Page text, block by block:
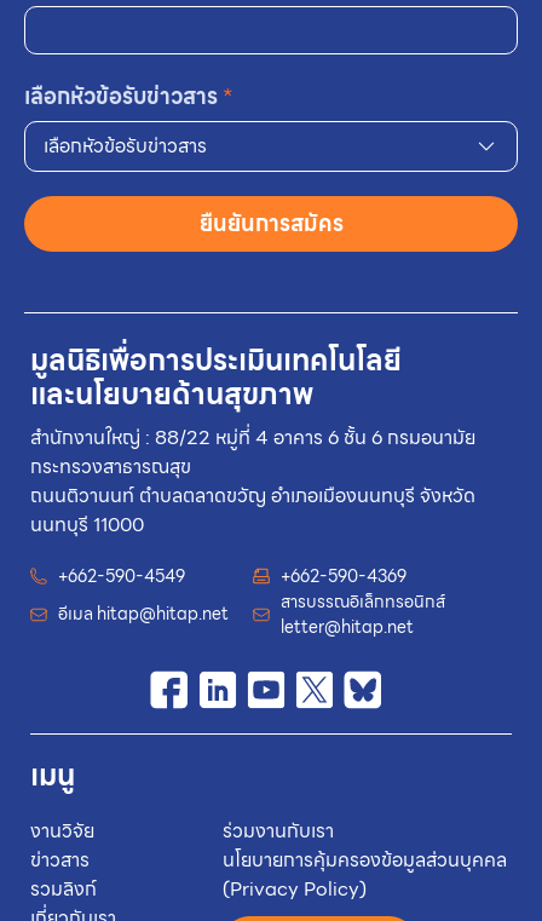
มูลนิธิเพื่อการประเมินเทคโนโลยี
และนโยบายด้านสุขภาพ
สำนักงานใหญ่ : 88/22 หมู่ที่ 4 อาคาร 6 ชั้น 6 กรมอนามัย
กระทรวงสาธารณสุข
ถนนติวานนท์ ตำบลตลาดขวัญ อำเภอเมืองนนทบุรี จังหวัด
นนทบุรี 11000
+662-590-4549
+662-590-4369
อีเมล hitap@hitap.net
สารบรรณอิเล็กทรอนิกส์
letter@hitap.net
เมนู
งานวิจัย
ข่าวสาร
รวมลิงก์
ร่วมงานกับเรา
นโยบายการคุ้มครองข้อมูลส่วนบุคคล
(Privacy Policy)
เลือกหัวข้อรับข่าวสาร*
เลือกหัวข้อรับข่าวสาร
ยืนยันการสมัคร